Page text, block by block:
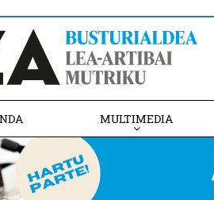
MULTIMEDIA